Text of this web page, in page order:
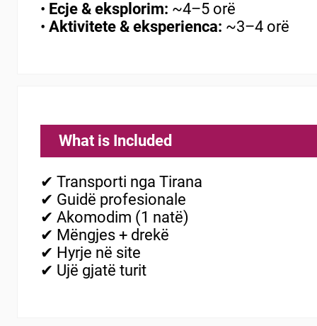
• Ecje & eksplorim: ~4–5 orë
• Aktivitete & eksperienca: ~3–4 orë
What is Included
✔ Transporti nga Tirana
✔ Guidë profesionale
✔ Akomodim (1 natë)
✔ Mëngjes + drekë
✔ Hyrje në site
✔ Ujë gjatë turit